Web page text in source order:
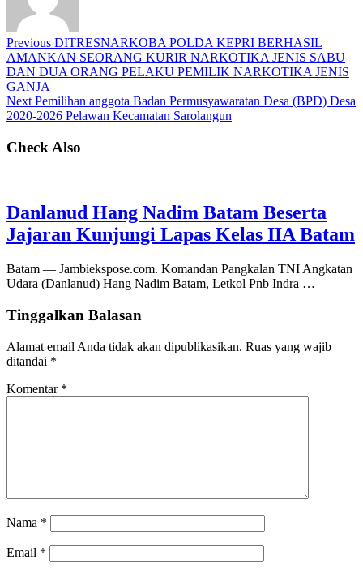
Previous DITRESNARKOBA POLDA KEPRI BERHASIL
AMANKAN SEORANG KURIR NARKOTIKA JENIS SABU
DAN DUA ORANG PELAKU PEMILIK NARKOTIKA JENIS
GANJA
Next Pemilihan anggota Badan Permusyawaratan Desa (BPD) Desa
2020-2026 Pelawan Kecamatan Sarolangun
Check Also
Danlanud Hang Nadim Batam Beserta
Jajaran Kunjungi Lapas Kelas IIA Batam
Batam — Jambiekspose.com. Komandan Pangkalan TNI Angkatan
Udara (Danlanud) Hang Nadim Batam, Letkol Pnb Indra …
Tinggalkan Balasan
Alamat email Anda tidak akan dipublikasikan. Ruas yang wajib
ditandai *
Komentar *
Nama *
Email *